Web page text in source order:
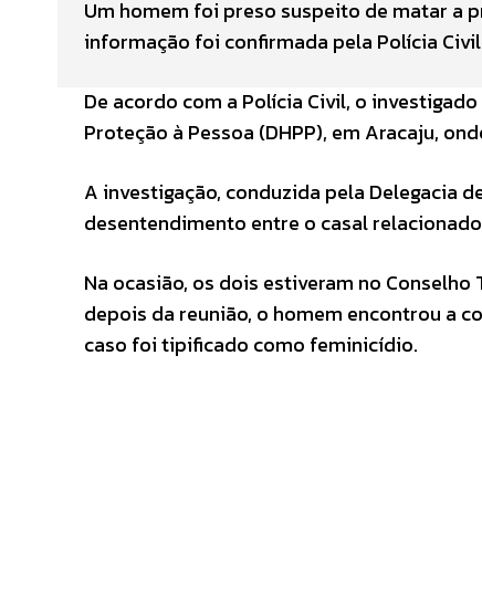
Um homem foi preso suspeito de matar a
informação foi confirmada pela Polícia
De acordo com a Polícia Civil, o
Proteção à Pessoa (DHPP), em Aracaju,
A investigação, conduzida pela Delegacia
desentendimento entre o casal
Na ocasião, os dois estiveram no
depois da reunião, o homem encontrou a
caso foi tipificado como feminicídio.